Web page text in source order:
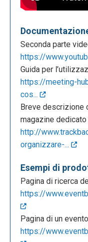
Seconda parte
https://
Guida per
https://meeting-
cos...
Breve descrizione
magazine
http://
organizzare-...
Esempi di
Pagina di ricerca
https://
Pagina di un
https://